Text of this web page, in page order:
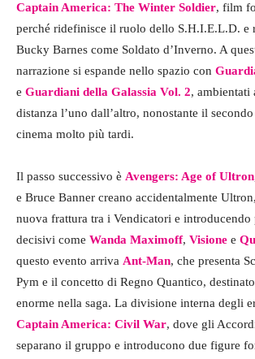
Captain America: The Winter Soldier, film
perché ridefinisce il ruolo dello S.H.I.E.L.D. e
Bucky Barnes come Soldato d’Inverno. A
narrazione si espande nello spazio con
e Guardiani della Galassia Vol. 2, ambientati
distanza l’uno dall’altro, nonostante il
cinema molto più tardi.
Il passo successivo è Avengers: Age of Ultron
e Bruce Banner creano accidentalmente
nuova frattura tra i Vendicatori e introducendo
decisivi come Wanda Maximoff, Visione e
questo evento arriva Ant-Man, che presenta
Pym e il concetto di Regno Quantico,
enorme nella saga. La divisione interna degli
Captain America: Civil War, dove gli
separano il gruppo e introducono due figure